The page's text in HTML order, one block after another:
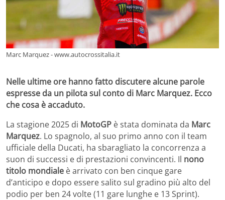
Marc Marquez - www.autocrossitalia.it
Nelle ultime ore hanno fatto discutere alcune parole
espresse da un pilota sul conto di Marc Marquez. Ecco
che cosa è accaduto.
La stagione 2025 di MotoGP è stata dominata da Marc
Marquez. Lo spagnolo, al suo primo anno con il team
ufficiale della Ducati, ha sbaragliato la concorrenza a
suon di successi e di prestazioni convincenti. Il nono
titolo mondiale è arrivato con ben cinque gare
d’anticipo e dopo essere salito sul gradino più alto del
podio per ben 24 volte (11 gare lunghe e 13 Sprint).